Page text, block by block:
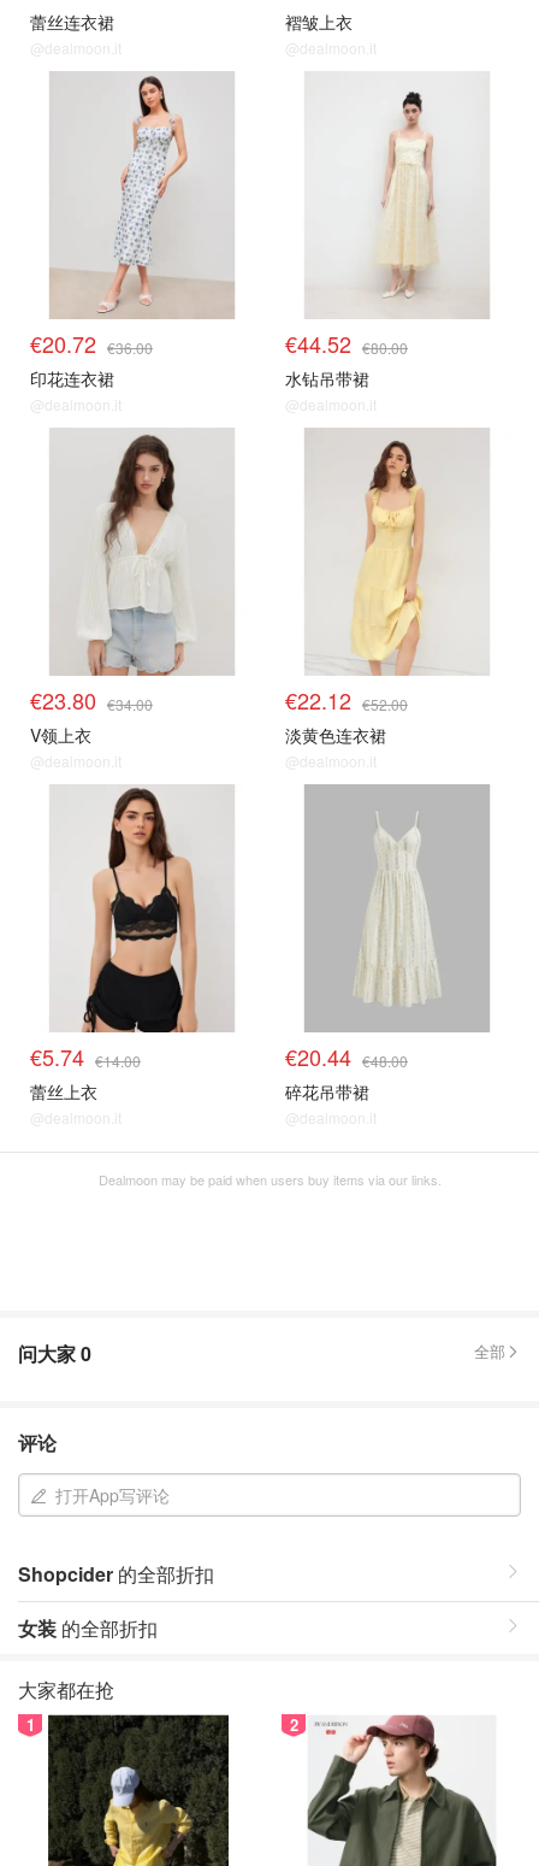
蕾丝连衣裙
@dealmoon.it
褶皱上衣
@dealmoon.it
€20.72 €36.00
印花连衣裙
@dealmoon.it
€44.52 €80.00
水钻吊带裙
@dealmoon.it
€23.80 €34.00
V领上衣
@dealmoon.it
€22.12 €52.00
淡黄色连衣裙
@dealmoon.it
€5.74 €14.00
蕾丝上衣
@dealmoon.it
€20.44 €48.00
碎花吊带裙
@dealmoon.it
Dealmoon may be paid when users buy items via our links.
问大家0 全部
评论
打开App写评论
Shopcider 的全部折扣
女装 的全部折扣
大家都在抢
1 2